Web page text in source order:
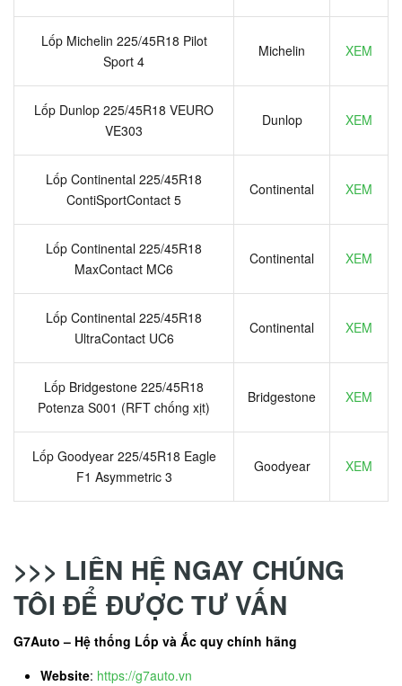
Lốp Michelin 225/45R18 Pilot
Sport 4
Michelin XEM
Lốp Dunlop 225/45R18 VEURO
VE303
Dunlop XEM
Lốp Continental 225/45R18
ContiSportContact 5
Continental XEM
Lốp Continental 225/45R18
MaxContact MC6
Continental XEM
Lốp Continental 225/45R18
UltraContact UC6
Continental XEM
Lốp Bridgestone 225/45R18
Potenza S001 (RFT chống xịt)
Bridgestone XEM
Lốp Goodyear 225/45R18 Eagle
F1 Asymmetric 3
Goodyear XEM
>>> LIÊN HỆ NGAY CHÚNG
TÔI ĐỂ ĐƯỢC TƯ VẤN
G7Auto – Hệ thống Lốp và Ắc quy chính hãng
Website: https://g7auto.vn